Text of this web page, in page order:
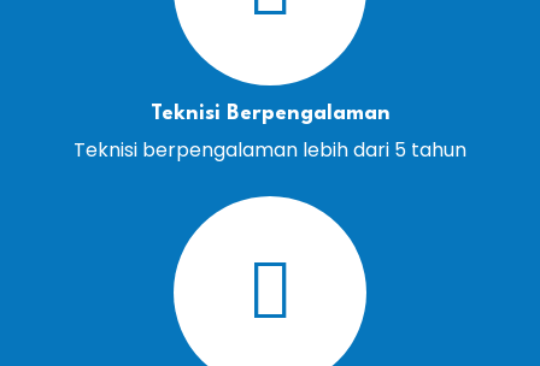
Teknisi Berpengalaman
Teknisi berpengalaman lebih dari 5 tahun